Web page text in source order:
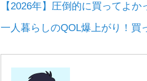
【2026年】圧倒的に買ってよ
一人暮らしのQOL爆上がり！買